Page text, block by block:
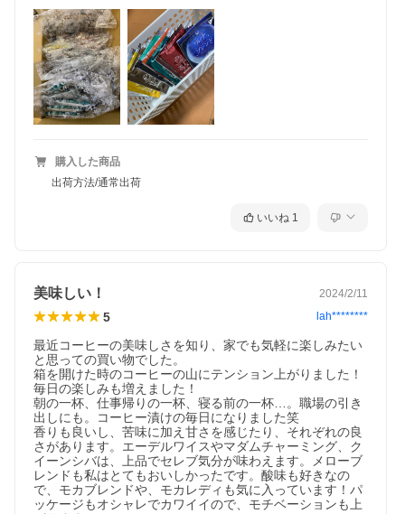
購入した商品
出荷方法/通常出荷
いいね 1
美味しい！ 2024/2/11
5 lah********
最近コーヒーの美味しさを知り、家でも気軽に楽しみたい
と思っての買い物でした。
箱を開けた時のコーヒーの山にテンション上がりました！
毎日の楽しみも増えました！
朝の一杯、仕事帰りの一杯、寝る前の一杯…。職場の引き
出しにも。コーヒー漬けの毎日になりました笑
香りも良いし、苦味に加え甘さを感じたり、それぞれの良
さがあります。エーデルワイスやマダムチャーミング、ク
イーンシバは、上品でセレブ気分が味わえます。メローブ
レンドも私はとてもおいしかったです。酸味も好きなの
で、モカブレンドや、モカレディも気に入っています！パ
ッケージもオシャレでカワイイので、モチベーションも上